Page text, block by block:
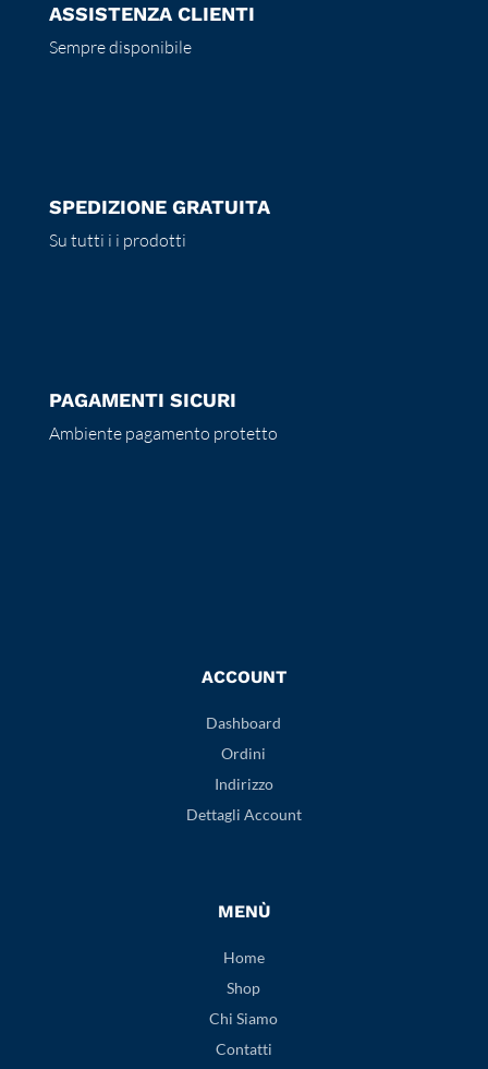
ASSISTENZA CLIENTI
Sempre disponibile
SPEDIZIONE GRATUITA
Su tutti i i prodotti
PAGAMENTI SICURI
Ambiente pagamento protetto
ACCOUNT
Dashboard
Ordini
Indirizzo
Dettagli Account
MENÙ
Home
Shop
Chi Siamo
Contatti